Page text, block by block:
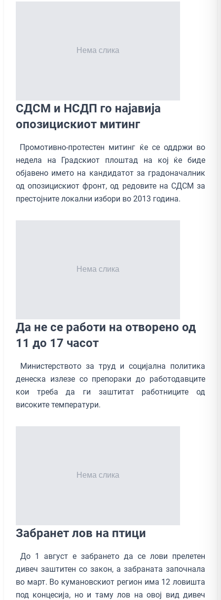
СДСМ и НСДП го најавија
опозицискиот митинг
Промотивно-протестен митинг ќе се оддржи во
недела на Градскиот плоштад на кој ќе биде
објавено името на кандидатот за градоначалник
од oпозицискиот фронт, од редовите на СДСМ за
престојните локални избори во 2013 година.
Да не се работи на отворено од
11 до 17 часот
Министерството за труд и социјална политика
денеска излезе со препораки до работодавците
кои треба да ги заштитат работниците од
високите температури.
Забранет лов на птици
До 1 август е забрането да се лови прелетен
дивеч заштитен со закон, а забраната започнала
во март. Во кумановскиот регион има 12 ловишта
под концесија, но и таму лов на овој вид дивеч